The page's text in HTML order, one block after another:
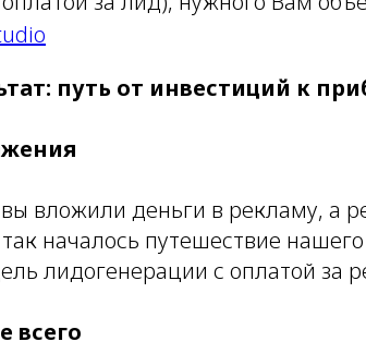
путь от инвестиций к
вложили деньги в рекламу, а
началось путешествие
лидогенерации с оплатой за
всего